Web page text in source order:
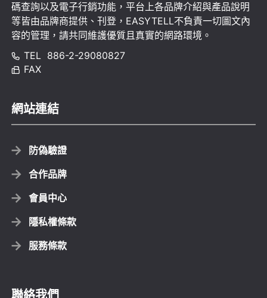
碼查詢以及電子行銷功能，平台上各品牌介紹與產品說明
等皆由品牌商提供、刊登，EASYTELL不負責一切圖文內
容的管理，請共同維護優質且真實的網路環境。
TEL 886-2-29080827
FAX
網站連結
防偽驗證
合作品牌
會員中心
隱私權條款
服務條款
聯絡我們